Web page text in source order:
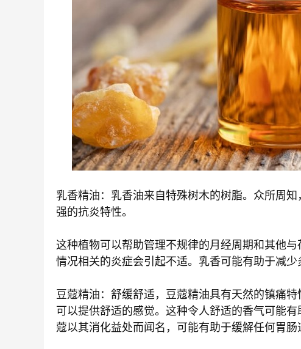
乳香精油：乳香油来自特殊树木的树脂。众所周
强的抗炎特性。
这种植物可以帮助管理不规律的月经周期和其他
情况相关的炎症会引起不适。乳香可能有助于减少
豆蔻精油：舒缓舒适，豆蔻精油具有天然的镇痛
可以提供舒适的感觉。这种令人舒适的香气可能
蔻以其消化益处而闻名，可能有助于缓解任何胃肠